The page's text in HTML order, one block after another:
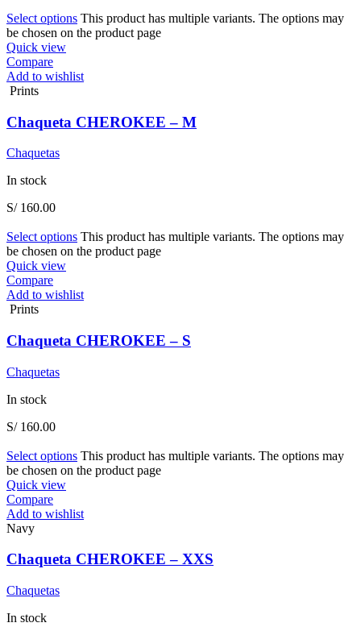
Select options This product has multiple variants. The options may
be chosen on the product page
Quick view
Compare
Add to wishlist
Prints
Chaqueta CHEROKEE – M
Chaquetas
In stock
S/160.00
Select options This product has multiple variants. The options may
be chosen on the product page
Quick view
Compare
Add to wishlist
Prints
Chaqueta CHEROKEE – S
Chaquetas
In stock
S/160.00
Select options This product has multiple variants. The options may
be chosen on the product page
Quick view
Compare
Add to wishlist
Navy
Chaqueta CHEROKEE – XXS
Chaquetas
In stock